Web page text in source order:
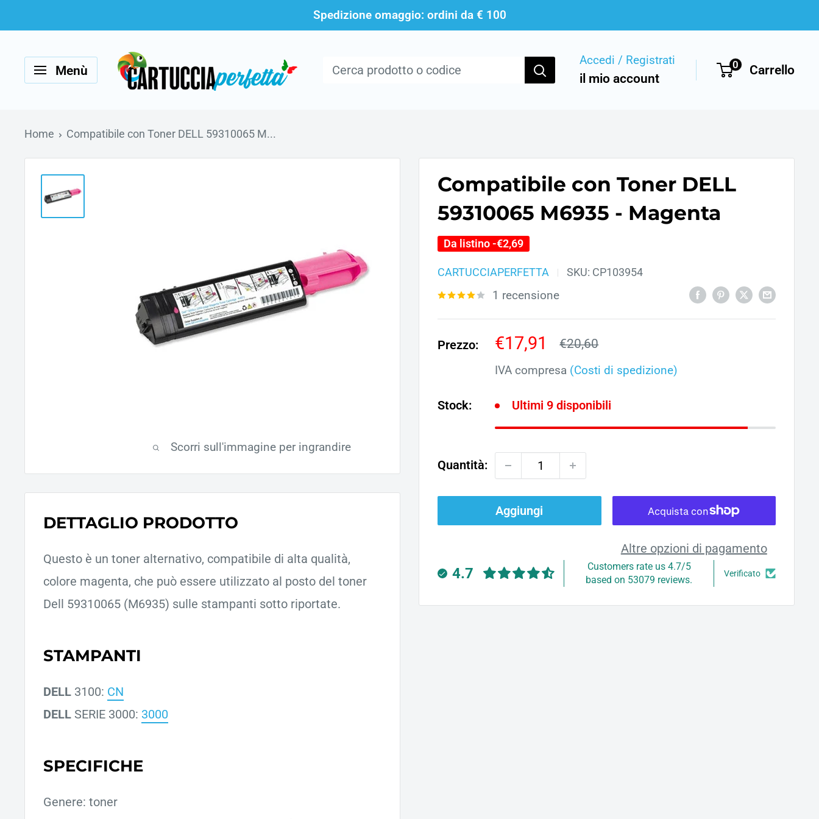
al
contenuto
Spedizione omaggio: ordini da € 100
Menù
Cartucciaperfetta Accedi / Registrati
il mio account
0 Carrello
Home Compatibile con Toner DELL 59310065 M...
Scorri sull'immagine per ingrandire
Compatibile con Toner DELL
59310065 M6935 - Magenta
Da listino -€2,69
CARTUCCIAPERFETTA SKU: CP103954
1 recensione
Prezzo:
Prezzo
scontato
€17,91 Prezzo
€20,60
IVA compresa (Costi di spedizione)
Stock: Ultimi 9 disponibili
Quantità:
Aggiungi
Altre opzioni di pagamento
4.7
Customers rate us 4.7/5
based on 53079 reviews.
Verificato
DETTAGLIO PRODOTTO
Questo è un toner alternativo, compatibile di alta qualità,
colore magenta, che può essere utilizzato al posto del toner
Dell 59310065 (M6935) sulle stampanti sotto riportate.
STAMPANTI
DELL 3100: CN
DELL SERIE 3000: 3000
SPECIFICHE
Genere: toner